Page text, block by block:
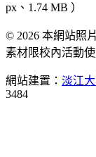
px、1.74 MB ）
© 2026 本網站照
素材限校內活動
網站建置： 淡江
3484